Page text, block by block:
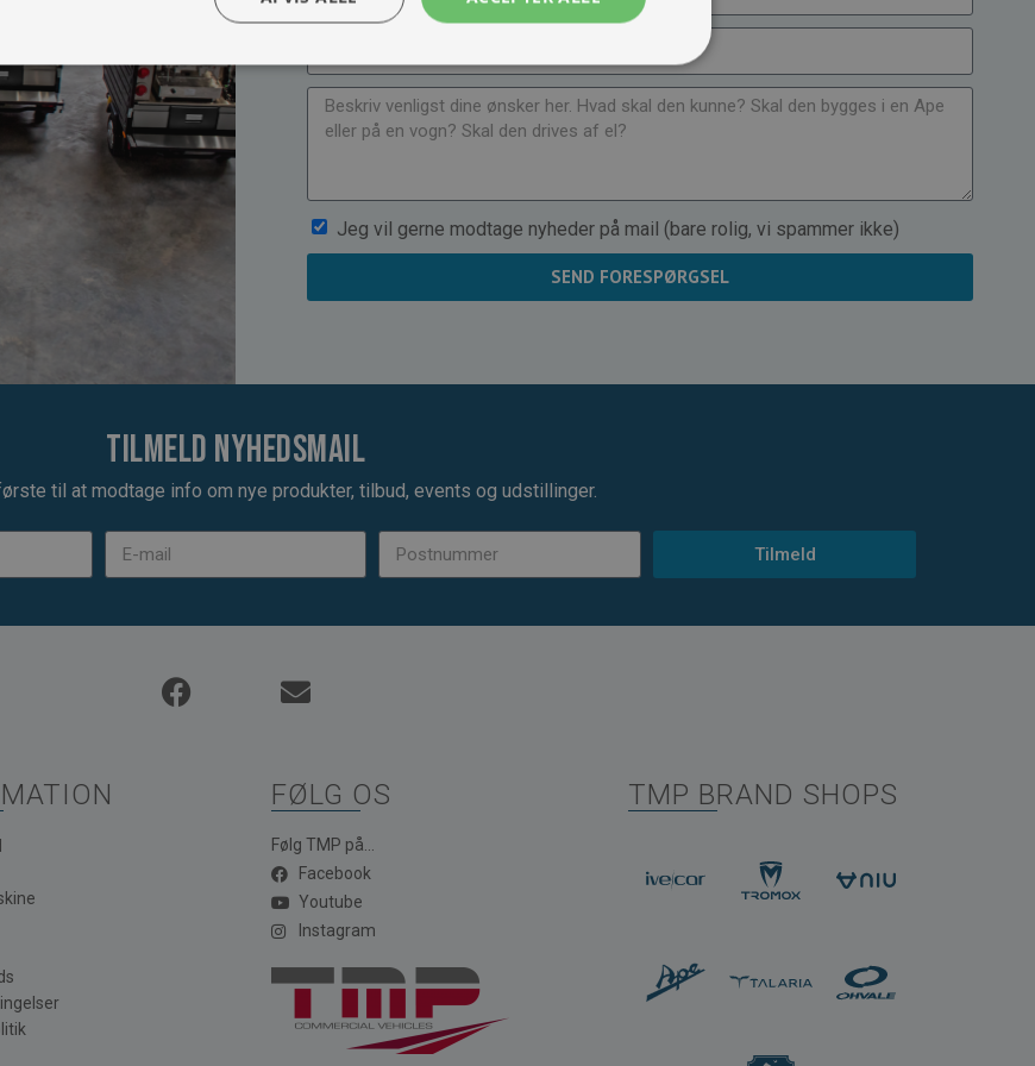
Jeg vil gerne modtage nyheder på mail (bare rolig, vi spammer ikke)
SEND FORESPØRGSEL
Tilmeld nyhedsmail
til at modtage info om nye produkter, tilbud, events og udstillinger.
Tilmeld
FØLG OS
Følg TMP på...
Facebook
Youtube
Instagram
TMP BRAND SHOPS